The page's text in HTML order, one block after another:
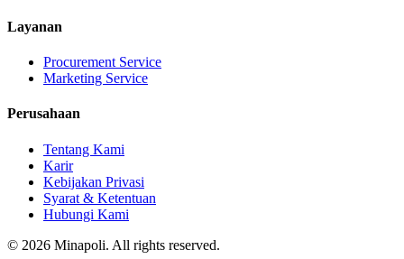
Layanan
Procurement Service
Marketing Service
Perusahaan
Tentang Kami
Karir
Kebijakan Privasi
Syarat & Ketentuan
Hubungi Kami
© 2026 Minapoli. All rights reserved.